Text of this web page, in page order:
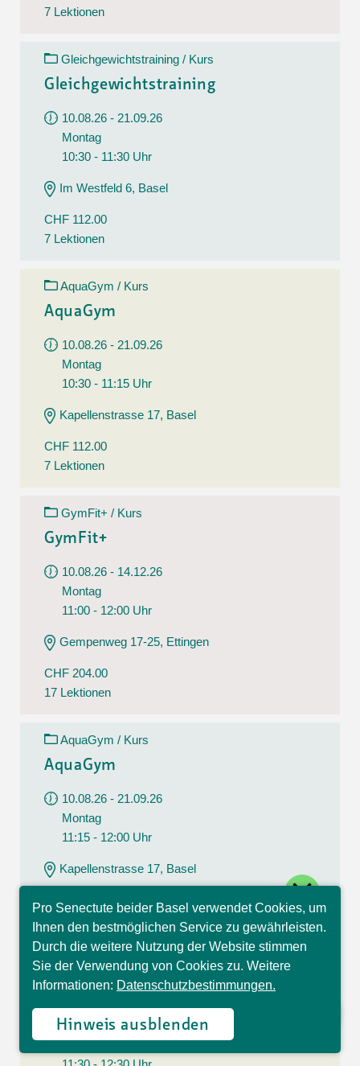
7 Lektionen
Gleichgewichtstraining / Kurs
Gleichgewichtstraining
10.08.26 - 21.09.26
Montag
10:30 - 11:30 Uhr
Im Westfeld 6, Basel
CHF 112.00
7 Lektionen
AquaGym / Kurs
AquaGym
10.08.26 - 21.09.26
Montag
10:30 - 11:15 Uhr
Kapellenstrasse 17, Basel
CHF 112.00
7 Lektionen
GymFit+ / Kurs
GymFit+
10.08.26 - 14.12.26
Montag
11:00 - 12:00 Uhr
Gempenweg 17-25, Ettingen
CHF 204.00
17 Lektionen
AquaGym / Kurs
AquaGym
10.08.26 - 21.09.26
Montag
11:15 - 12:00 Uhr
Kapellenstrasse 17, Basel
CHF 112.00
7 Lektionen
Yoga / Kurs
Yoga
10.08.26 - 21.09.26
Montag
Pro Senectute beider Basel verwendet Cookies, um
Ihnen den bestmöglichen Service zu gewährleisten.
Durch die weitere Nutzung der Website stimmen
Sie der Verwendung von Cookies zu. Weitere
Informationen: Datenschutzbestimmungen.
Hinweis ausblenden
Hallo, ich bin Sophia und
beantworte gerne Ihre
Fragen.
close